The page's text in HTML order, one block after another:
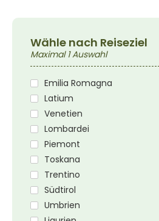
Wähle nach Reiseziel
Maximal 1 Auswahl
Emilia Romagna
Latium
Venetien
Lombardei
Piemont
Toskana
Trentino
Südtirol
Umbrien